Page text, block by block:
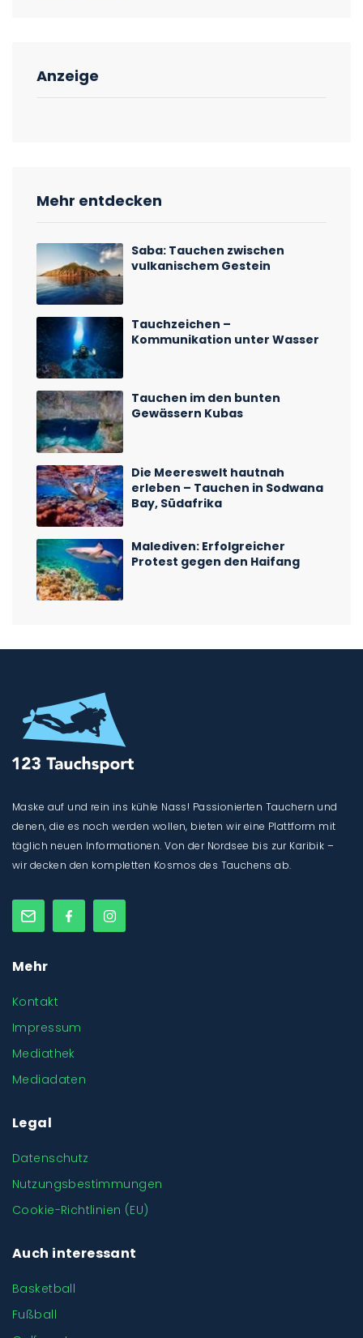
Anzeige
Mehr entdecken
Saba: Tauchen zwischen
vulkanischem Gestein
Tauchzeichen –
Kommunikation unter Wasser
Tauchen im den bunten
Gewässern Kubas
Die Meereswelt hautnah
erleben – Tauchen in Sodwana
Bay, Südafrika
Malediven: Erfolgreicher
Protest gegen den Haifang
Maske auf und rein ins kühle Nass! Passionierten Tauchern und
denen, die es noch werden wollen, bieten wir eine Plattform mit
täglich neuen Informationen. Von der Nordsee bis zur Karibik –
wir decken den kompletten Kosmos des Tauchens ab.
Mehr
Kontakt
Impressum
Mediathek
Mediadaten
Legal
Datenschutz
Nutzungsbestimmungen
Cookie-Richtlinien (EU)
Auch interessant
Basketball
Fußball